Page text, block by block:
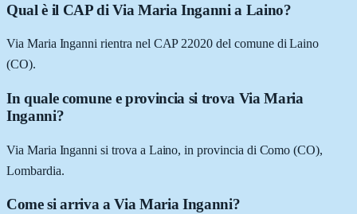
Qual è il CAP di Via Maria Inganni a Laino?
Via Maria Inganni rientra nel CAP 22020 del comune di Laino
(CO).
In quale comune e provincia si trova Via Maria
Inganni?
Via Maria Inganni si trova a Laino, in provincia di Como (CO),
Lombardia.
Come si arriva a Via Maria Inganni?